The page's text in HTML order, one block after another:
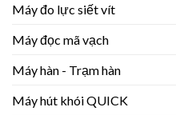
Máy đo lực siết vít
Máy đọc mã vạch
Máy hàn - Trạm hàn
Máy hút khói QUICK